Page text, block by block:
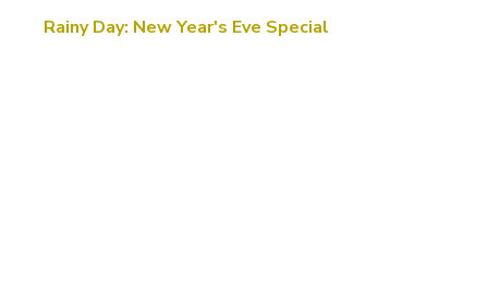
Rainy Day: New Year's Eve Special